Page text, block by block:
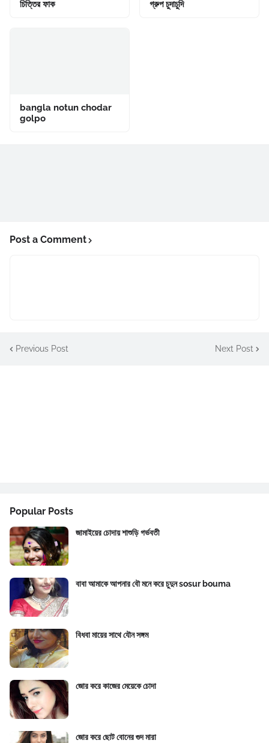
চিত্তির ফাক
গ্রুপ চুদাচুদি
bangla notun chodar
golpo
Post a Comment
Previous Post Next Post
Popular Posts
জামাইয়ের চোদায় শাশুড়ি গর্ভবতী
বাবা আমাকে আপনার বৌ মনে করে চুদুন sosur bouma
বিধবা মায়ের সাথে যৌন সঙ্গম
জোর করে কাজের মেয়েকে চোদা
জোর করে ছোট বোনের গুদ মারা